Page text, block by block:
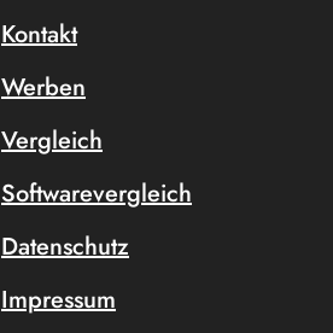
Kontakt
Werben
Vergleich
Softwarevergleich
Datenschutz
Impressum